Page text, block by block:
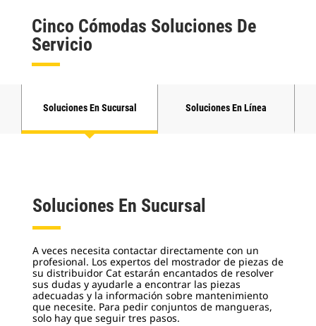
Cinco Cómodas Soluciones De
Servicio
Soluciones En Sucursal Soluciones En Línea
Soluciones En Sucursal
A veces necesita contactar directamente con un
profesional. Los expertos del mostrador de piezas de
su distribuidor Cat estarán encantados de resolver
sus dudas y ayudarle a encontrar las piezas
adecuadas y la información sobre mantenimiento
que necesite. Para pedir conjuntos de mangueras,
solo hay que seguir tres pasos.